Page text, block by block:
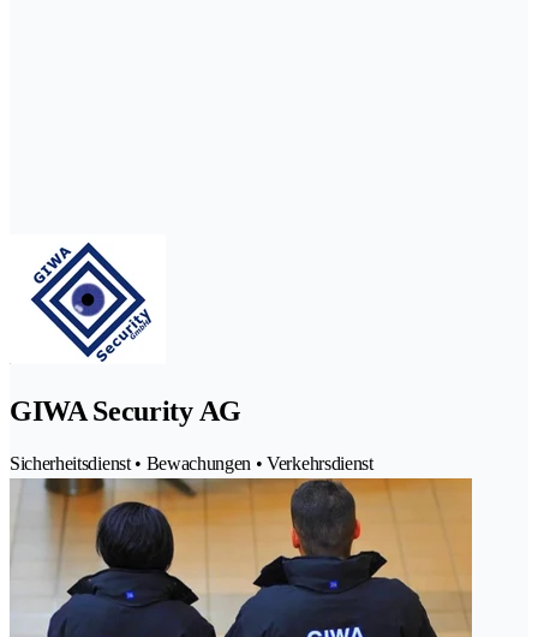
GIWA Security AG
Sicherheitsdienst • Bewachungen • Verkehrsdienst